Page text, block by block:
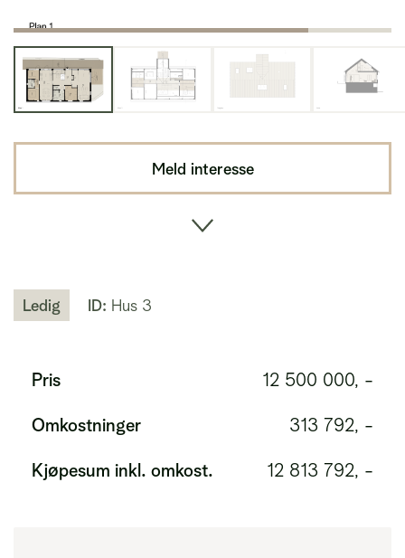
Ledig ID: Hus 3
Pris 12 500 000, -
Omkostninger 313 792, -
Kjøpesum inkl. omkost. 12 813 792, -
Meld interesse